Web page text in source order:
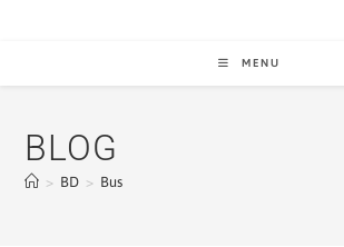
MENU
BLOG
> BD > Bus